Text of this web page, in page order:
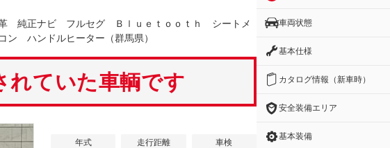
純正ナビ フルセグ Ｂｌｕｅｔｏｏｔｈ シートメ
ハンドルヒーター（群馬県）
れていた車輌です
年式 走行距離 車検
車両状態
基本仕様
カタログ情報（新車時）
安全装備エリア
基本装備